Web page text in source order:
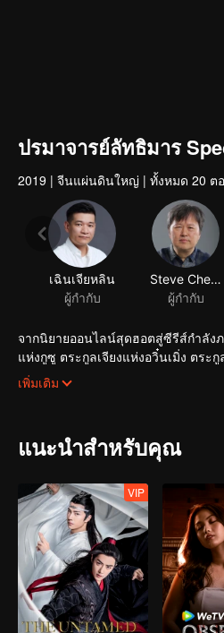
ปรมาจารย์ลัทธิมาร
2019 | จีนแผ่นดินใหญ่ | ทั้งหมด 20 ต
เฉินเจียหลิน
ผู้กำกับ
Steve Cheng
ผู้กำกับ
จากนิยายออนไลน์สุดฮอตสู่ซีรีส์กำลัง
แห่งกูซู ตระกูลเจียงแห่งอวิ๋นเมิ่ง ตระกูลเนี่ยแห่งชิงเห
ร้อนแก่ประชาชน เหล่าเซียนเทพผดุงคุณธรรมจากตระกูลอื่
ตระกูลหลานแห่งกูซู เจียงเฉิง(วังจั๋วเ
WeTV เท่านั้น
เพิ่มเติม
แนะนำสำหรับคุณ
VIP